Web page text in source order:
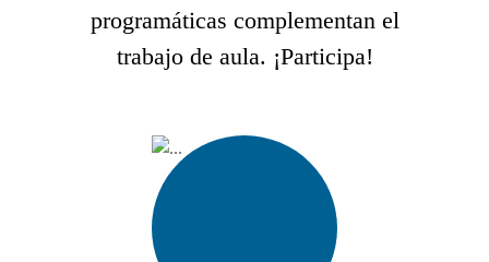
programáticas complementan el
trabajo de aula. ¡Participa!